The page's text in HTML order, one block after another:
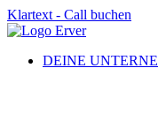
Klartext - Call buchen
DEINE